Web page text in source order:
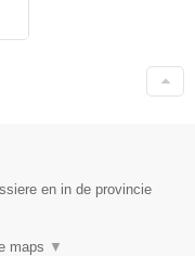
en in de provincie
maps ▼